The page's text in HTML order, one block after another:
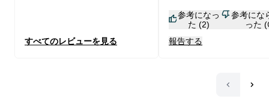
すべてのレビューを見る
参考になっ
た (2)
参考にな
った
報告する